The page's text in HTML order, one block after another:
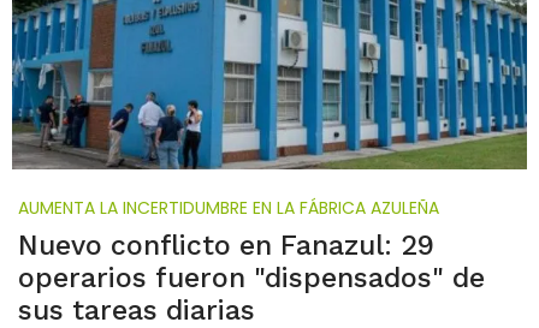
AUMENTA LA INCERTIDUMBRE EN LA FÁBRICA AZULEÑA
Nuevo conflicto en Fanazul: 29
operarios fueron "dispensados" de
sus tareas diarias